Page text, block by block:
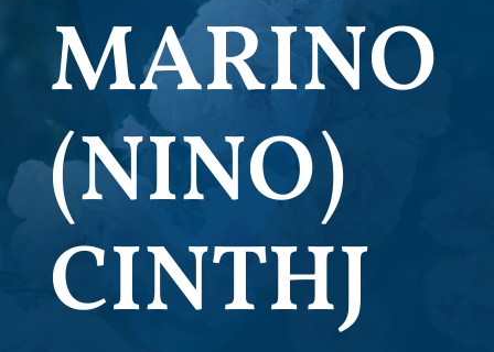
MARINO
(NINO)
CINTHJ